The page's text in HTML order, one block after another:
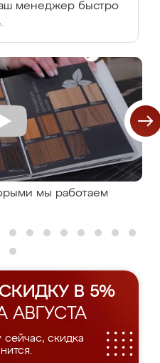
менеджер быстро
мы работаем
В 5%
АВГУСТА
сейчас, скидка